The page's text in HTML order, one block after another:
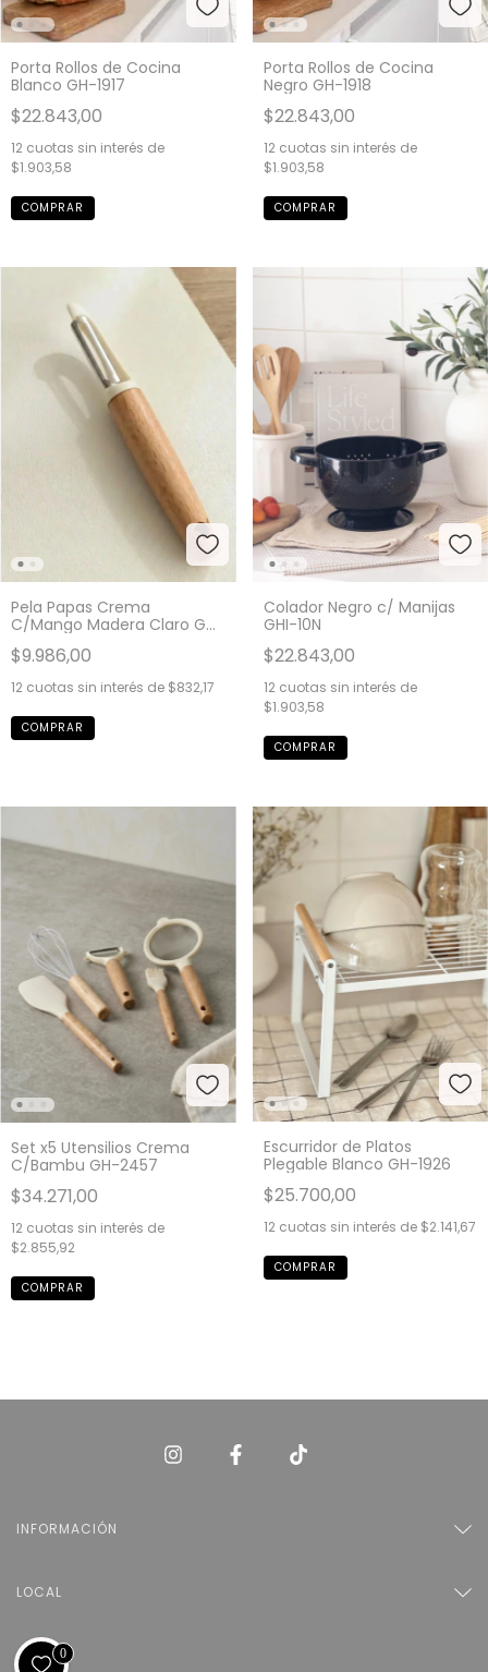
Porta Rollos de Cocina
Blanco GH-1917
$22.843,00
12 cuotas sin interés de
$1.903,58
Porta Rollos de Cocina
Negro GH-1918
$22.843,00
12 cuotas sin interés de
$1.903,58
Pela Papas Crema
C/Mango Madera Claro GH-
$9.986,00
12 cuotas sin interés de $832,17
Colador Negro c/ Manijas
GHI-10N
$22.843,00
12 cuotas sin interés de
$1.903,58
Set x5 Utensilios Crema
C/Bambu GH-2457
$34.271,00
12 cuotas sin interés de
$2.855,92
Escurridor de Platos
Plegable Blanco GH-1926
$25.700,00
12 cuotas sin interés de $2.141,67
INFORMACIÓN
LOCAL
0